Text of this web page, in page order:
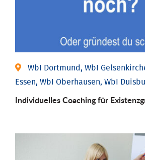
WbI Dortmund, WbI
Essen, WbI Oberhausen, WbI
Individu­elles Coaching für